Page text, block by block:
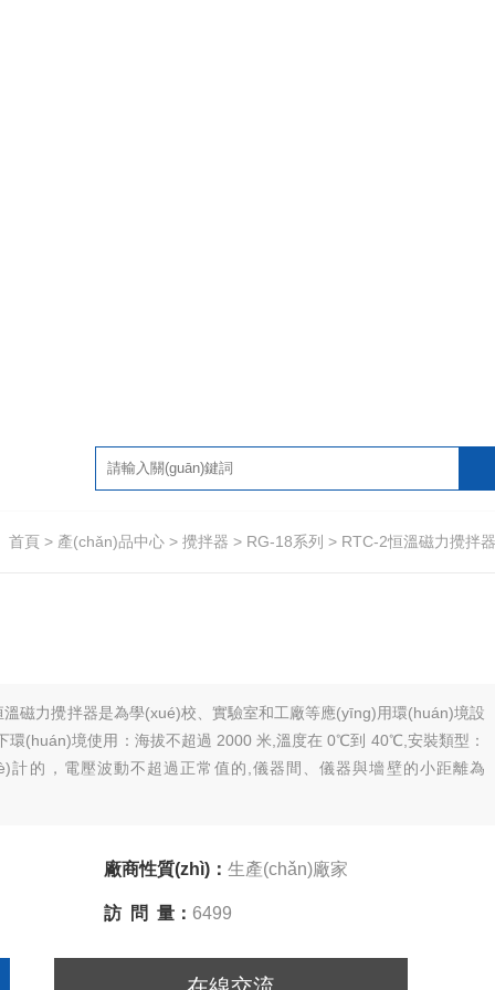
首頁 > 產(chǎn)品中心 > 攪拌器 > RG-18系列 > RTC-2恒溫磁力攪拌器
磁力攪拌器是為學(xué)校、實驗室和工廠等應(yīng)用環(huán)境設
供以下環(huán)境使用：海拔不超過 2000 米,溫度在 0℃到 40℃,安裝類型：
的，電壓波動不超過正常值的,儀器間、儀器與墻壁的小距離為
廠商性質(zhì)： 生產(chǎn)廠家
訪 問 量： 6499